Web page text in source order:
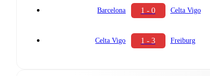
Barcelona 1 - 0 Celta Vigo
Celta Vigo 1 - 3 Freiburg